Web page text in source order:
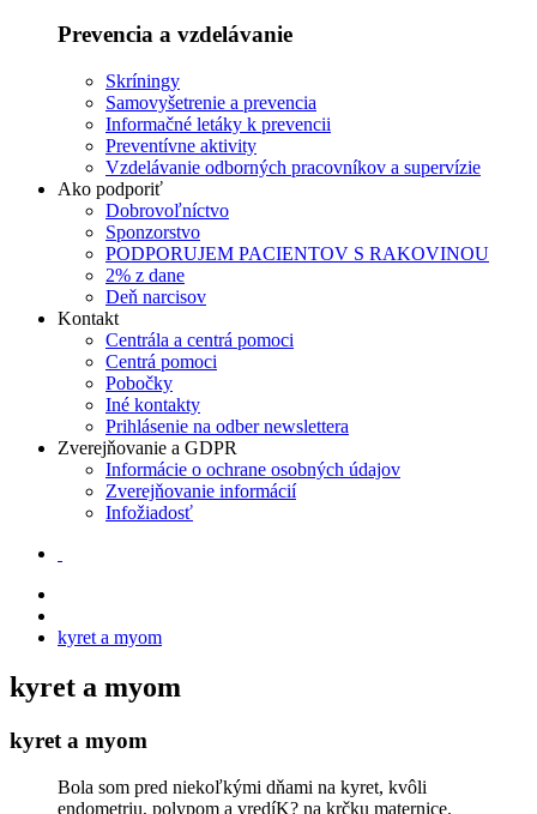
Prevencia a vzdelávanie
Skríningy
Samovyšetrenie a prevencia
Informačné letáky k prevencii
Preventívne aktivity
Vzdelávanie odborných pracovníkov a supervízie
Ako podporiť
Dobrovoľníctvo
Sponzorstvo
PODPORUJEM PACIENTOV S RAKOVINOU
2% z dane
Deň narcisov
Kontakt
Centrála a centrá pomoci
Centrá pomoci
Pobočky
Iné kontakty
Prihlásenie na odber newslettera
Zverejňovanie a GDPR
Informácie o ochrane osobných údajov
Zverejňovanie informácií
Infožiadosť
kyret a myom
kyret a myom
kyret a myom
Bola som pred niekoľkými dňami na kyret, kvôli
endometriu, polypom a vredíK? na krčku maternice.